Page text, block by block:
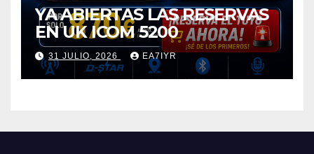
YA ABIERTAS LAS RESERVAS
EN UK ICOM 5200
31 JULIO, 2026 EA7IYR